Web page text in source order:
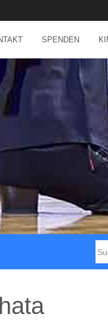
SPENDEN